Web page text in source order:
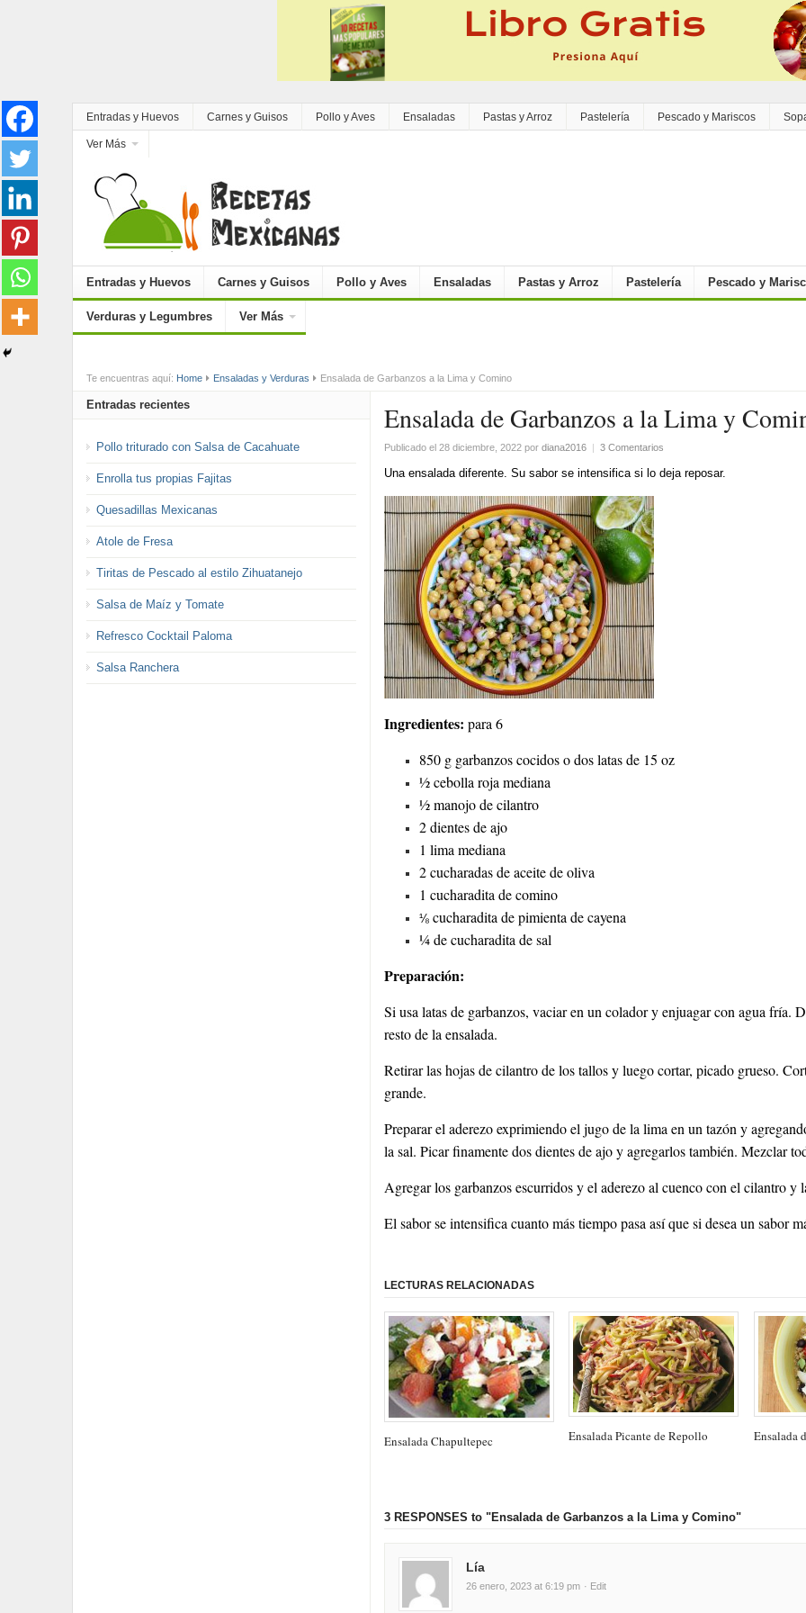
Entradas y Huevos Carnes y Guisos Pollo y Aves Ensaladas Pastas y Arroz Pastelería Pescado y Mariscos
Ver Más
Entradas y Huevos Carnes y Guisos Pollo y Aves Ensaladas Pastas y Arroz Pastelería Pescado y
Verduras y Legumbres Ver Más
Te encuentras aquí: Home Ensaladas y Verduras Ensalada de Garbanzos a la Lima y Comino
Ensalada de Garbanzos a la Lima y
Publicado el 28 diciembre, 2022por diana2016 | 3 Comentarios
Una ensalada diferente. Su sabor se intensifica si lo deja reposar.
Ingredientes: para 6
850 g garbanzos cocidos o dos latas de 15 oz
½ cebolla roja mediana
½ manojo de cilantro
2 dientes de ajo
1 lima mediana
2 cucharadas de aceite de oliva
1 cucharadita de comino
⅛ cucharadita de pimienta de cayena
¼ de cucharadita de sal
Preparación:
Si usa latas de garbanzos, vaciar en un colador y enjuagar con agua fría.
resto de la ensalada.
Retirar las hojas de cilantro de los tallos y luego cortar, picado grueso.
grande.
Preparar el aderezo exprimiendo el jugo de la lima en un tazón y
la sal. Picar finamente dos dientes de ajo y agregarlos también. Mezclar
Agregar los garbanzos escurridos y el aderezo al cuenco con el cilantro
El sabor se intensifica cuanto más tiempo pasa así que si desea un sabor
LECTURAS RELACIONADAS
Ensalada Chapultepec Ensalada Picante de Repollo Ensalada
3 RESPONSES to "Ensalada de Garbanzos a la Lima y Comino"
Lía
26 enero, 2023 at 6:19 pm · Edit
Entradas recientes
Pollo triturado con Salsa de Cacahuate
Enrolla tus propias Fajitas
Quesadillas Mexicanas
Atole de Fresa
Tiritas de Pescado al estilo Zihuatanejo
Salsa de Maíz y Tomate
Refresco Cocktail Paloma
Salsa Ranchera